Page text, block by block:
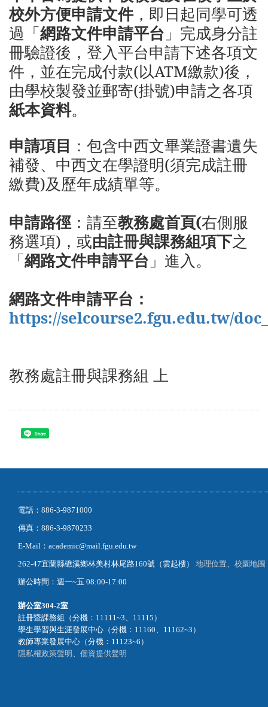
校外方便申請文件，即日起同學可透
過 「網路文件申請平台 」 完成身分註
冊驗證後，登入平台申請下述各項文
件，並在完成付款(以ATM繳款)後，
由學校製發並郵寄(掛號)申請之各項
紙本資料。
申請項目 ： 包含中西文畢業證書遺失
補發、中西文在學證明(須完成註冊
繳費)及歷年成績單等。
申請路徑 ：請至教務處首頁(右側服
務選項)，或由註冊與課務組項下之
「網路文件申請平台 」進入。
網路文件申請平台：
https://selcourse2.fgu.edu.tw/
教務處註冊與課務組 上
Share
電話：886-3-9871000
傳真：886-3-9870233
E-Mail：academic@mail.fgu.edu.tw
262-47宜蘭縣礁溪鄉林美村林尾路160號（雲起樓） 地理位置、 校園地圖
辦公時間：週一~五 08:00-17:00
辦公室304-2室
註冊暨課務組（分機：11111~3、11115）
學生學習與生涯發展中心（分機：11160、11162~3）
教師專業發展中心（分機：11123~6）
隱私權政策聲明 、 個資提供聲明